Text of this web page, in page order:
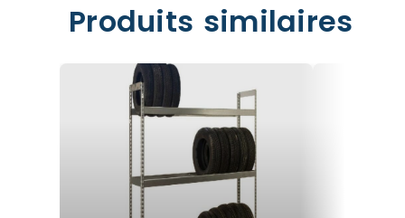
Produits similaires